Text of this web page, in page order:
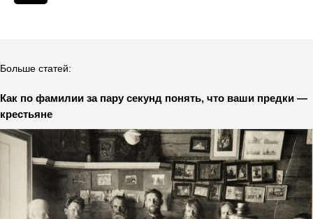
Больше статей:
Как по фамилии за пару секунд понять, что ваши предки —
крестьяне